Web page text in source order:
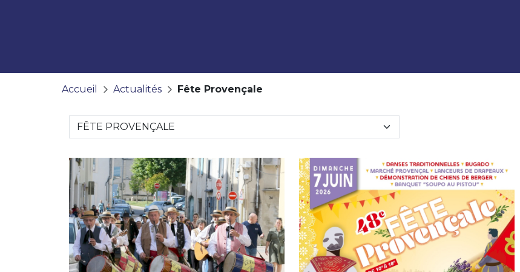
Accueil Actualités Fête Provençale